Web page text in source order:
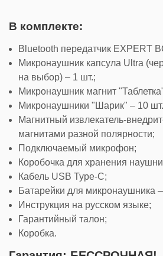
В комплекте:
Bluetooth передатчик EXPERT
Микронаушник капсула Ultra
на выбор) – 1 шт.;
Микронаушник магнит
Микронаушники "Шарик" – 10
Магнитный извлекатель-
магнитами разной полярности;
Подключаемый микрофон;
Коробочка для хранения
Кабель USB Type-C;
Батарейки для микронаушника
Инструкция на русском языке;
Гарантийный талон;
Коробка.